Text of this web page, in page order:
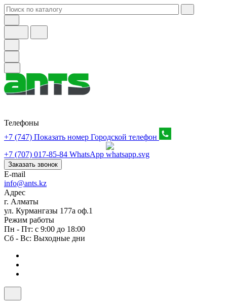
Телефоны
+7 (747) Показать номер Городской телефон
+7 (707) 017-85-84 WhatsApp
Заказать звонок
E-mail
info@ants.kz
Адрес
г. Алматы
ул. Курмангазы 177а оф.1
Режим работы
Пн - Пт: с 9:00 до 18:00
Сб - Вс: Выходные дни